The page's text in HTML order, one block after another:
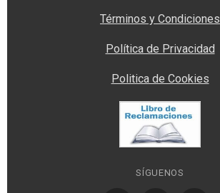
Términos y Condiciones
Política de Privacidad
Politica de Cookies
SÍGUENOS